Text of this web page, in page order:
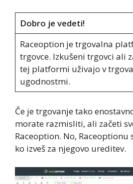
Dobro je vedeti!
Raceoption je trgovalna
trgovce. Izkušeni trgovci ali
tej platformi uživajo v
ugodnostmi.
Če je trgovanje tako
morate razmisliti, ali začeti
Raceoption. No,
ko izveš za njegovo ureditev.